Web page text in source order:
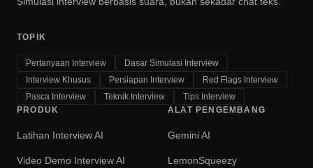
TOPIK
Pertanyaan Interview
Dasar Simulasi Interview
Interview Khusus
Persiapan Interview
Red Flags Interview
Pasca Interview
Teknik Interview
Tips Interview
PRODUK
Latihan Interview AI
Video Demo Interview AI
ALAT PENGEMBANG
Gemini AI
LemonSqueezy